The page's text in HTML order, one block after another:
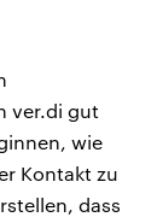
ver.di gut
wie
Kontakt zu
dass